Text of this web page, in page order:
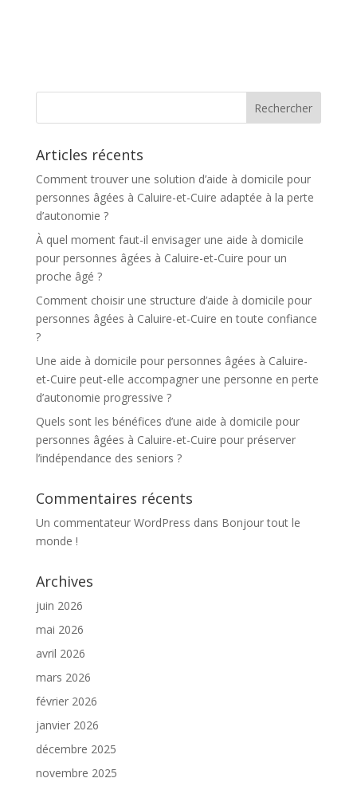
i
v
:
Articles récents
Comment trouver une solution d’aide à domicile pour
personnes âgées à Caluire-et-Cuire adaptée à la perte
d’autonomie ?
À quel moment faut-il envisager une aide à domicile
pour personnes âgées à Caluire-et-Cuire pour un
proche âgé ?
Comment choisir une structure d’aide à domicile pour
personnes âgées à Caluire-et-Cuire en toute confiance
?
Une aide à domicile pour personnes âgées à Caluire-
et-Cuire peut-elle accompagner une personne en perte
d’autonomie progressive ?
Quels sont les bénéfices d’une aide à domicile pour
personnes âgées à Caluire-et-Cuire pour préserver
l’indépendance des seniors ?
Commentaires récents
Un commentateur WordPress dans Bonjour tout le
monde !
Archives
juin 2026
mai 2026
avril 2026
mars 2026
février 2026
janvier 2026
décembre 2025
novembre 2025